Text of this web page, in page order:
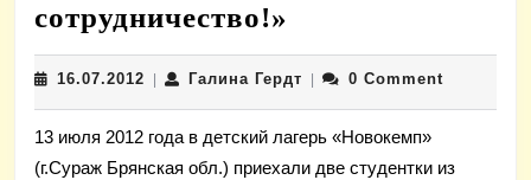
сотрудничество!»
–
за
международное
16.07.2012 16.07.2012Галина ГердтГалина0 Comment
13 июля 2012 года в детский лагерь «Новокемп»
(г.Сураж Брянская обл.) приехали две студентки из